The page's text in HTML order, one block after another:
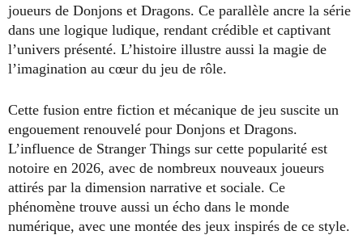
joueurs de Donjons et Dragons. Ce parallèle ancre la série
dans une logique ludique, rendant crédible et captivant
l’univers présenté. L’histoire illustre aussi la magie de
l’imagination au cœur du jeu de rôle.
Cette fusion entre fiction et mécanique de jeu suscite un
engouement renouvelé pour Donjons et Dragons.
L’influence de Stranger Things sur cette popularité est
notoire en 2026, avec de nombreux nouveaux joueurs
attirés par la dimension narrative et sociale. Ce
phénomène trouve aussi un écho dans le monde
numérique, avec une montée des jeux inspirés de ce style.